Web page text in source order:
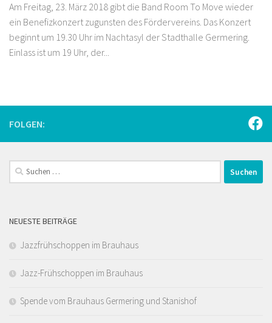
Am Freitag, 23. März 2018 gibt die Band Room To Move wieder
ein Benefizkonzert zugunsten des Fördervereins. Das Konzert
beginnt um 19.30 Uhr im Nachtasyl der Stadthalle Germering.
Einlass ist um 19 Uhr, der...
FOLGEN:
Suchen
nach:
NEUESTE BEITRÄGE
Jazzfrühschoppen im Brauhaus
Jazz-Frühschoppen im Brauhaus
Spende vom Brauhaus Germering und Stanishof